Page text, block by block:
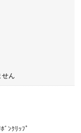
せん
ﾞﾝｸﾘｯﾌﾟ